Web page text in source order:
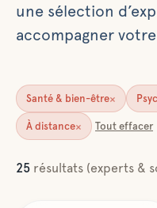
une sélection
accompagner
Santé & bien-être×
À distance× Tout effacer
25 résultats (experts &
Santé & bien-être